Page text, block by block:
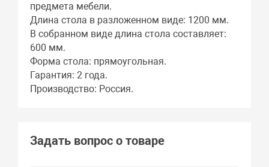
предмета мебели.
Длина стола в разложенном виде: 1200 мм.
В собранном виде длина стола составляет:
600 мм.
Форма стола: прямоугольная.
Гарантия: 2 года.
Производство: Россия.
Задать вопрос о товаре